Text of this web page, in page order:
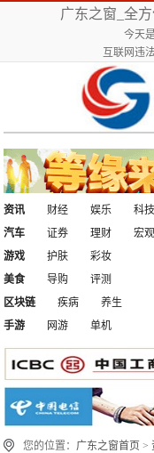
广东之窗_全
今天
互联网违
资讯 财经 娱乐
科技
汽车
证券 理财 宏观
游戏
护肤
彩妆
美食
导购 评测
区块链
疾病
养生
手游
网游 单机
您的位置： 广东之窗首页 >